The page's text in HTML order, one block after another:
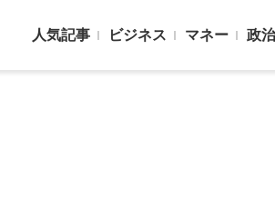
人気記事 ビジネス マネー 政